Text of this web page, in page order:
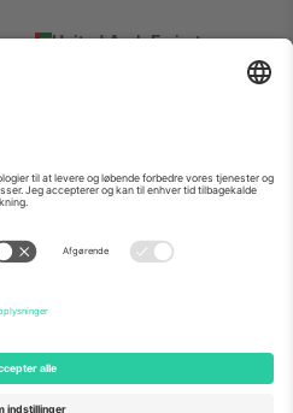
United Arab Emirates
UAE Dubai Silicon Oasis, DDP
For detaljer se den specifikke
Virksomhed